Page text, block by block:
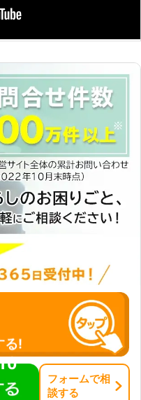
る!
フォームで相
談する